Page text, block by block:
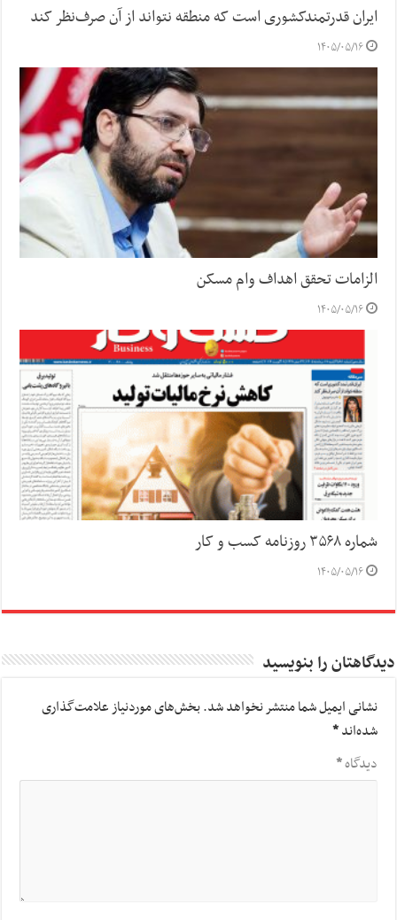
ایران قدرتمندکشوری است که منطقه نتواند از آن صرف‌نظر کند
۱۴۰۵/۰۵/۱۶
الزامات تحقق اهداف وام مسکن
۱۴۰۵/۰۵/۱۶
شماره ۳۵۶۸ روزنامه کسب و کار
۱۴۰۵/۰۵/۱۶
دیدگاهتان را بنویسید
نشانی ایمیل شما منتشر نخواهد شد.بخش‌های موردنیاز علامت‌گذاری
شده‌اند*
دیدگاه*